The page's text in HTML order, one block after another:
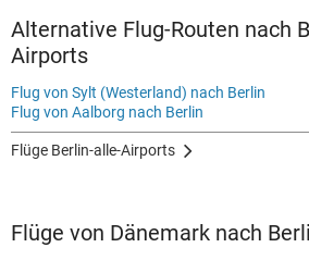
Alternative Flug-Routen nach
Airports
Flug von Sylt (Westerland) nach Berlin
Flug von Aalborg nach Berlin
Flüge Berlin-alle-Airports
Flüge von Dänemark nach